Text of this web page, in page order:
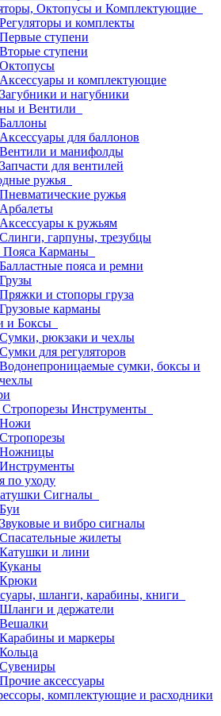
Октопусы и Комплектующие
Регуляторы и комплекты
Первые ступени
Вторые ступени
Октопусы
Аксессуары и комплектующие
Загубники и нагубники
и Вентили
Баллоны
Аксессуары для баллонов
Вентили и манифолды
Запчасти для вентилей
ружья
Пневматические ружья
Арбалеты
Аксессуары к ружьям
Слинги, гарпуны, трезубцы
Пояса Карманы
Балластные пояса и ремни
Грузы
Пряжки и стопоры груза
Грузовые карманы
и Боксы
Сумки, рюкзаки и чехлы
Сумки для регуляторов
Водонепроницаемые сумки, боксы и
чехлы
Инструменты
Ножи
Стропорезы
Ножницы
Инструменты
по уходу
Сигналы
Буи
Звуковые и вибро сигналы
Спасательные жилеты
Катушки и лини
Куканы
Крюки
шланги, карабины, книги
Шланги и держатели
Вешалки
Карабины и маркеры
Кольца
Сувениры
Прочие аксессуары
комплектующие и расходники